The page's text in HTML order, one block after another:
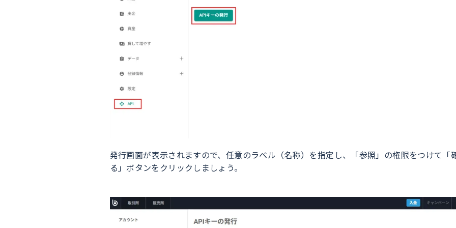
発行画面が表示されますので、任意のラベル（名称）を指定し、「参照」の権限をつけて「
る」ボタンをクリックしましょう。